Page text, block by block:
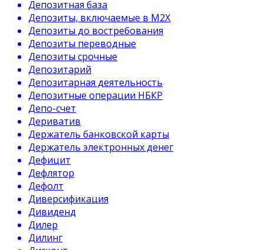
Депозитная база
Депозиты, включаемые в М2Х
Депозиты до востребования
Депозиты переводные
Депозиты срочные
Депозитарий
Депозитарная деятельность
Депозитные операции НБКР
Депо-счет
Дериватив
Держатель банковской карты
Держатель электронных денег
Дефицит
Дефлятор
Дефолт
Диверсификация
Дивиденд
Дилер
Дилинг